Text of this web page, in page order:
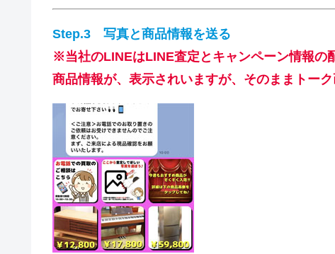
Step.3 写真と商品情報を送る
※当社のLINEはLINE査定とキャンペーン情報の
商品情報が、 表示されいますが、そのままトー